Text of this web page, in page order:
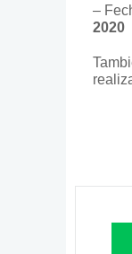
–
2020